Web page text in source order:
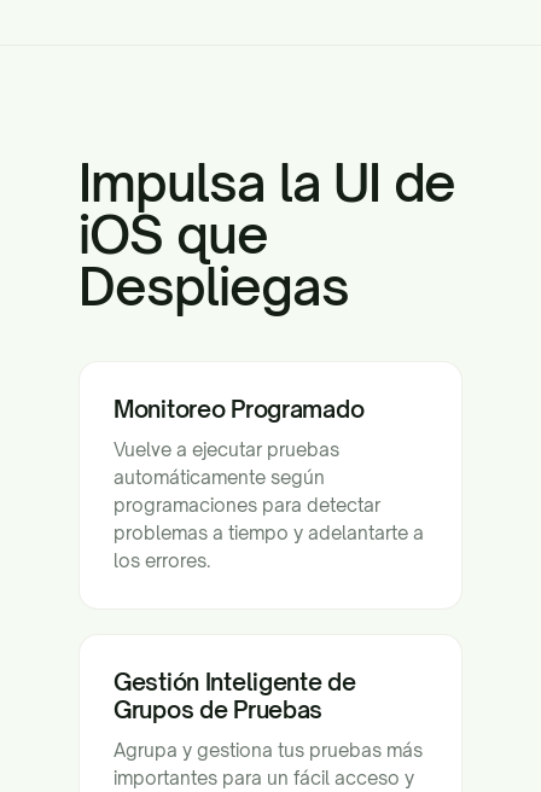
Impulsa la UI de
iOS que
Despliegas
Monitoreo Programado
Vuelve a ejecutar pruebas
automáticamente según
programaciones para detectar
problemas a tiempo y adelantarte a
los errores.
Gestión Inteligente de
Grupos de Pruebas
Agrupa y gestiona tus pruebas más
importantes para un fácil acceso y